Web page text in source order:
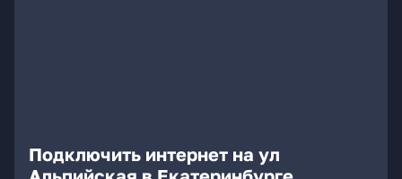
Подключить интернет на ул